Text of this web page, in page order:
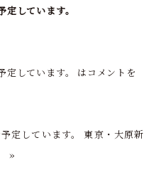
しています。
定しています。 は コメントを
定しています。
東京・大原新
»